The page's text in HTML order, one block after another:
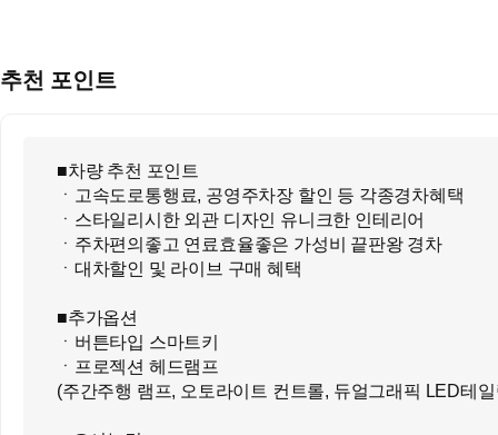
추천 포인트
■차량 추천 포인트
ㆍ고속도로통행료, 공영주차장 할인 등 각종경차혜택
ㆍ스타일리시한 외관 디자인 유니크한 인테리어
ㆍ주차편의좋고 연료효율좋은 가성비 끝판왕 경차
ㆍ대차할인 및 라이브 구매 혜택
■추가옵션
ㆍ버튼타입 스마트키
ㆍ프로젝션 헤드램프
(주간주행 램프, 오토라이트 컨트롤, 듀얼그래픽 LED테